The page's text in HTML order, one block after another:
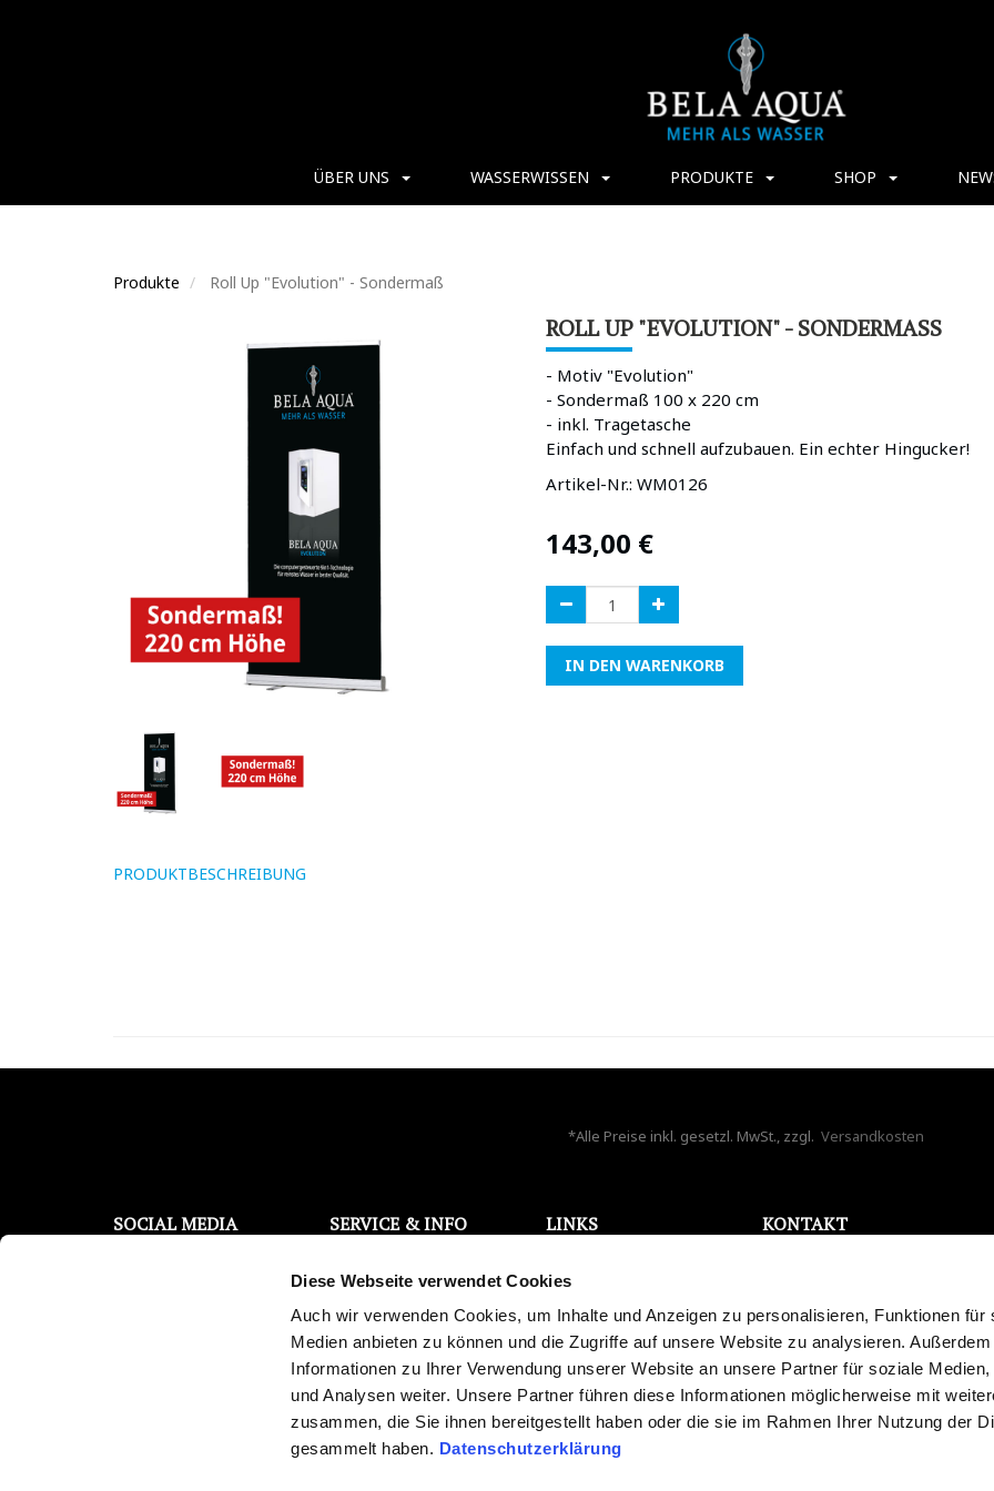
Diese Webseite verwendet Cookies
Auch wir verwenden Cookies, um Inhalte und Anzeigen zu personalisieren, Funktionen für
Medien anbieten zu können und die Zugriffe auf unsere Website zu analysieren.
Informationen zu Ihrer Verwendung unserer Website an unsere Partner für soziale Medien,
und Analysen weiter. Unsere Partner führen diese Informationen möglicherweise mit
zusammen, die Sie ihnen bereitgestellt haben oder die sie im Rahmen Ihrer Nutzung der
gesammelt haben. Datenschutzerklärung
ÜBER UNS WASSERWISSEN PRODUKTE SHOP
Produkte Roll Up "Evolution" - Sondermaß
ROLL UP "EVOLUTION" - SONDERMASS
- Motiv "Evolution"
- Sondermaß 100 x 220 cm
- inkl. Tragetasche
Einfach und schnell aufzubauen. Ein echter Hingucker!
Artikel-Nr.: WM0126
143,00 €
IN DEN WARENKORB
PRODUKTBESCHREIBUNG
*Alle Preise inkl. gesetzl. MwSt., zzgl. Versandkosten
SOCIAL MEDIA SERVICE & INFO
Kontaktanfrage
Kostenloser Wassertest
Trinkwasser Broschüre
Reklamations-/
Newsletter abonnieren
Medienberichte
Ersparnisrechner
LINKS
AGB
Datenschutz
Impressum
Karriere
Blog
Widerrufsrecht
Versand und Zahlung
KONTAKT
86441 Zusmarshausen
Deutschland
info@bela-aqua.de